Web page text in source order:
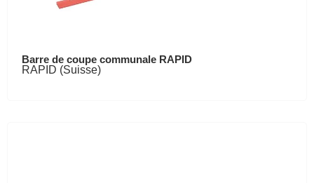
Barre de coupe communale RAPID
RAPID (Suisse)